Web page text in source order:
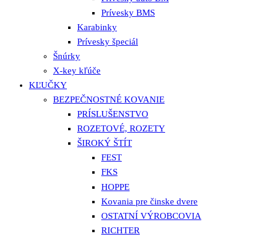
Prívesky BMS
Karabinky
Prívesky špeciál
Šnúrky
X-key kľúče
KĽUČKY
BEZPEČNOSTNÉ KOVANIE
PRÍSLUŠENSTVO
ROZETOVÉ, ROZETY
ŠIROKÝ ŠTÍT
FEST
FKS
HOPPE
Kovania pre činske dvere
OSTATNÍ VÝROBCOVIA
RICHTER